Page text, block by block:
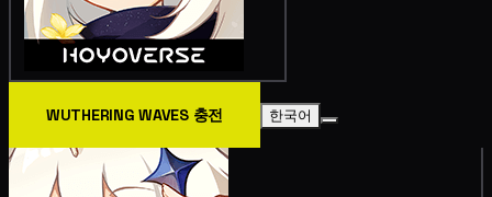
WUTHERING WAVES 충전 한국어